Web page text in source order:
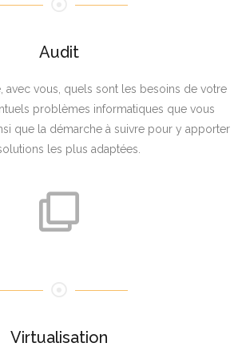
Audit
avec vous, quels sont les besoins de votre
problèmes informatiques que vous
que la démarche à suivre pour y apporter
les plus adaptées.
Virtualisation